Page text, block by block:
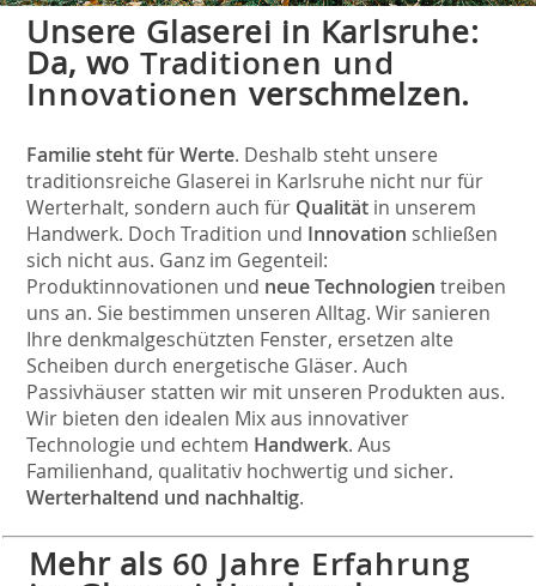
Unsere Glaserei in Karlsruhe:
Da, woTraditionen und
Innovationen verschmelzen.
Familie steht für Werte. Deshalb steht unsere
traditionsreiche Glaserei in Karlsruhe nicht nur für
Werterhalt, sondern auch für Qualität in unserem
Handwerk. Doch Tradition und Innovation schließen
sich nicht aus. Ganz im Gegenteil:
Produktinnovationen und neue Technologien treiben
uns an. Sie bestimmen unseren Alltag. Wir sanieren
Ihre denkmalgeschützten Fenster, ersetzen alte
Scheiben durch energetische Gläser. Auch
Passivhäuser statten wir mit unseren Produkten aus.
Wir bieten den idealen Mix aus innovativer
Technologie und echtem Handwerk. Aus
Familienhand, qualitativ hochwertig und sicher.
Werterhaltend und nachhaltig.
Mehr als 60 Jahre Erfahrung